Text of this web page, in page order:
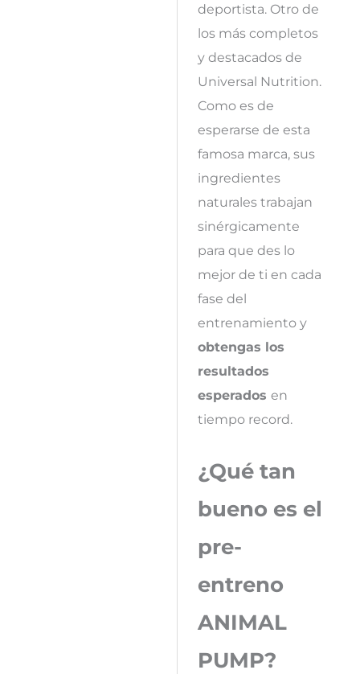
deportista. Otro de
los más completos
y destacados de
Universal Nutrition.
Como es de
esperarse de esta
famosa marca, sus
ingredientes
naturales trabajan
sinérgicamente
para que des lo
mejor de ti en cada
fase del
entrenamiento y
obtengas los
resultados
esperados en
tiempo record.
¿Qué tan
bueno es el
pre-
entreno
ANIMAL
PUMP?